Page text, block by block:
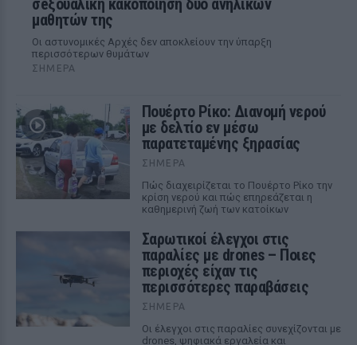
σeξουαλική κακοποίηση δύο ανήλικων
μαθητών της
Οι αστυνομικές Αρχές δεν αποκλείουν την ύπαρξη
περισσότερων θυμάτων
ΣΉΜΕΡΑ
Πουέρτο Ρίκο: Διανομή νερού
με δελτίο εν μέσω
παρατεταμένης ξηρασίας
ΣΉΜΕΡΑ
Πώς διαχειρίζεται το Πουέρτο Ρίκο την
κρίση νερού και πώς επηρεάζεται η
καθημερινή ζωή των κατοίκων
Σαρωτικοί έλεγχοι στις
παραλίες με drones – Ποιες
περιοχές είχαν τις
περισσότερες παραβάσεις
ΣΉΜΕΡΑ
Οι έλεγχοι στις παραλίες συνεχίζονται με
drones, ψηφιακά εργαλεία και